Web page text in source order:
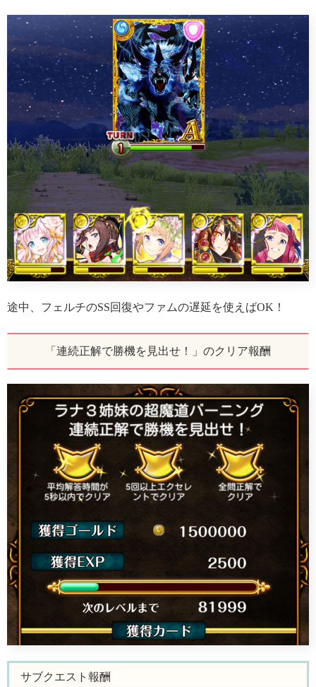
途中、フェルチのSS回復やファムの遅延を使えばOK！
「連続正解で勝機を見出せ！」のクリア報酬
サブクエスト報酬